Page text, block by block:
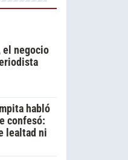
el negocio
habló
confesó:
lealtad ni